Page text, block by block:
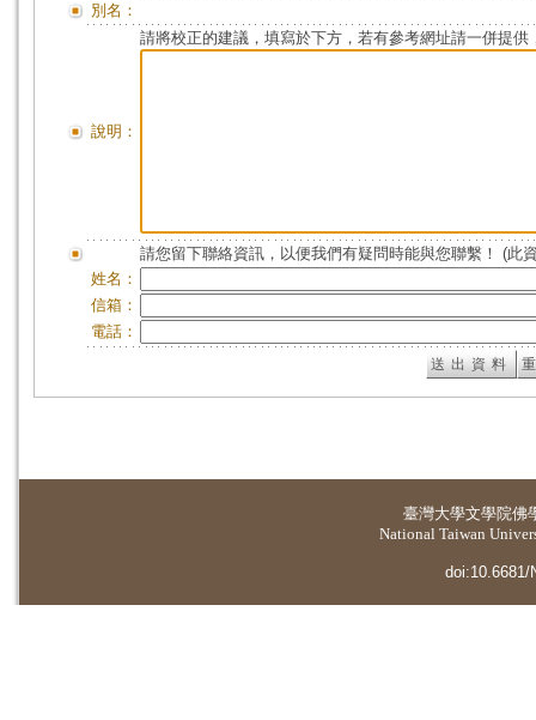
別名：
說明：
請將校正的建議，填寫於下方，若有參考網址請一併提供
請您留下聯絡資訊，以便我們有疑問時能與您聯繫！ (此
姓名：
信箱：
電話：
臺灣大學文學院佛
National Taiwan
doi:10.6681/